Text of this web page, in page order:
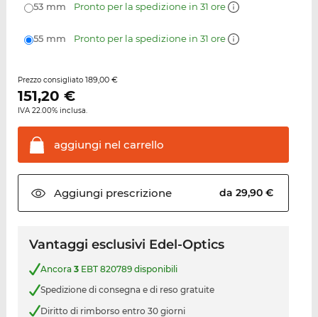
53 mm Pronto per la spedizione in 31 ore
55 mm Pronto per la spedizione in 31 ore
Prezzo consigliato 189,00 €
151,20 €
IVA 22.00% inclusa.
aggiungi nel carrello
Aggiungi prescrizione da 29,90 €
Vantaggi esclusivi Edel-Optics
Ancora 3EBT 820789 disponibili
Spedizione di consegna e di reso gratuite
Diritto di rimborso entro 30 giorni